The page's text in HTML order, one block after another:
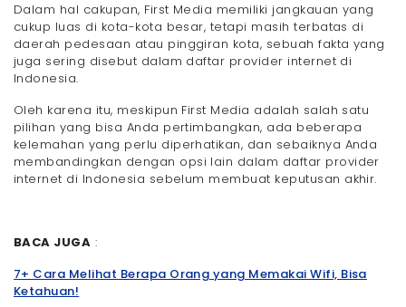
Dalam hal cakupan, First Media memiliki jangkauan yang
cukup luas di kota-kota besar, tetapi masih terbatas di
daerah pedesaan atau pinggiran kota, sebuah fakta yang
juga sering disebut dalam daftar provider internet di
Indonesia.
Oleh karena itu, meskipun First Media adalah salah satu
pilihan yang bisa Anda pertimbangkan, ada beberapa
kelemahan yang perlu diperhatikan, dan sebaiknya Anda
membandingkan dengan opsi lain dalam daftar provider
internet di Indonesia sebelum membuat keputusan akhir.
BACA JUGA :
7+ Cara Melihat Berapa Orang yang Memakai Wifi, Bisa
Ketahuan!